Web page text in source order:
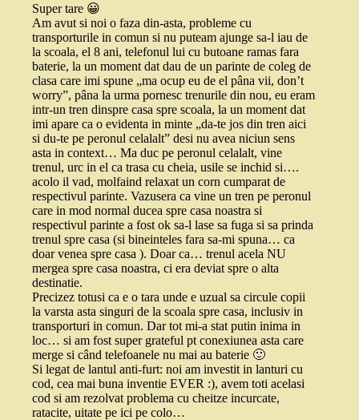
Super tare 😀
Am avut si noi o faza din-asta, probleme cu
transporturile in comun si nu puteam ajunge sa-l iau de
la scoala, el 8 ani, telefonul lui cu butoane ramas fara
baterie, la un moment dat dau de un parinte de coleg de
clasa care imi spune „ma ocup eu de el pâna vii, don’t
worry”, pâna la urma pornesc trenurile din nou, eu eram
intr-un tren dinspre casa spre scoala, la un moment dat
imi apare ca o evidenta in minte „da-te jos din tren aici
si du-te pe peronul celalalt” desi nu avea niciun sens
asta in context… Ma duc pe peronul celalalt, vine
trenul, urc in el ca trasa cu cheia, usile se inchid si….
acolo il vad, molfaind relaxat un corn cumparat de
respectivul parinte. Vazusera ca vine un tren pe peronul
care in mod normal ducea spre casa noastra si
respectivul parinte a fost ok sa-l lase sa fuga si sa prinda
trenul spre casa (si bineinteles fara sa-mi spuna… ca
doar venea spre casa ). Doar ca… trenul acela NU
mergea spre casa noastra, ci era deviat spre o alta
destinatie.
Precizez totusi ca e o tara unde e uzual sa circule copii
la varsta asta singuri de la scoala spre casa, inclusiv in
transporturi in comun. Dar tot mi-a stat putin inima in
loc… si am fost super grateful pt conexiunea asta care
merge si când telefoanele nu mai au baterie 🙂
Si legat de lantul anti-furt: noi am investit in lanturi cu
cod, cea mai buna inventie EVER :), avem toti acelasi
cod si am rezolvat problema cu cheitze incurcate,
ratacite, uitate pe ici pe colo…